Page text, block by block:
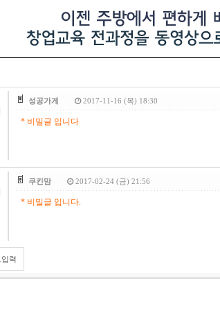
성공가게 2017-11-16 (목) 18:30
* 비밀글 입니다.
쿠킨맘 2017-02-24 (금) 21:56
* 비밀글 입니다.
력